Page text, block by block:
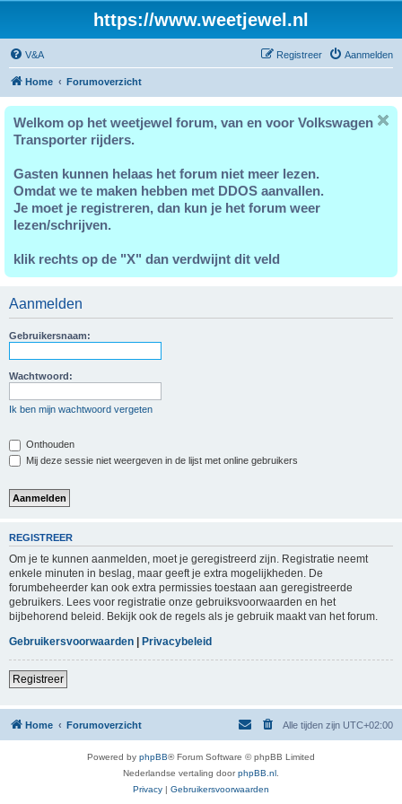
https://www.weetjewel.nl
V&A Aanmelden
Registreer
Home Forumoverzicht
Welkom op het weetjewel forum, van en voor Volkswagen
Transporter rijders.
Gasten kunnen helaas het forum niet meer lezen.
Omdat we te maken hebben met DDOS aanvallen.
Je moet je registreren, dan kun je het forum weer
lezen/schrijven.
klik rechts op de "X" dan verdwijnt dit veld
Aanmelden
Gebruikersnaam:
Wachtwoord:
Ik ben mijn wachtwoord vergeten
Onthouden
Mij deze sessie niet weergeven in de lijst met online gebruikers
REGISTREER
Om je te kunnen aanmelden, moet je geregistreerd zijn. Registratie neemt
enkele minuten in beslag, maar geeft je extra mogelijkheden. De
forumbeheerder kan ook extra permissies toestaan aan geregistreerde
gebruikers. Lees voor registratie onze gebruiksvoorwaarden en het
bijbehorend beleid. Bekijk ook de regels als je gebruik maakt van het forum.
Gebruikersvoorwaarden | Privacybeleid
Registreer
Home Forumoverzicht Alle tijden zijn UTC+02:00
Powered by phpBB® Forum Software © phpBB Limited
Nederlandse vertaling doorphpBB.nl
Privacy | Gebruikersvoorwaarden